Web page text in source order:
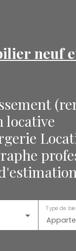
neuf
locative
Type de